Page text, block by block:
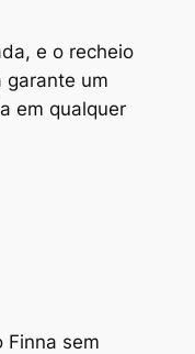
e o recheio
garante um
em qualquer
Finna sem